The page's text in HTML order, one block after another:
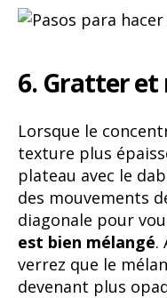
6. Gratter et
Lorsque le
texture plus
plateau avec le
des mouvements
diagonale pour
est bien mélangé.
verrez que le
devenant plus